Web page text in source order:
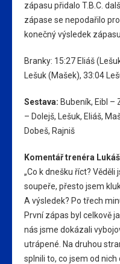
zápasu přidalo T.B.C.
zápase se nepodařilo
konečný výsledek zápasu
Branky: 15:27 Eliáš
Lešuk (Mašek), 33:04
Sestava: Bubeník, Eibl –
– Dolejš, Lešuk, Eliáš,
Dobeš, Rajniš
Komentář trenéra
„Co k dnešku říct?
soupeře, přesto jsem
A výsledek? Po třech
První zápas byl celkově
nás jsme dokázali
utrápené. Na druhou
splnili to, co jsem od